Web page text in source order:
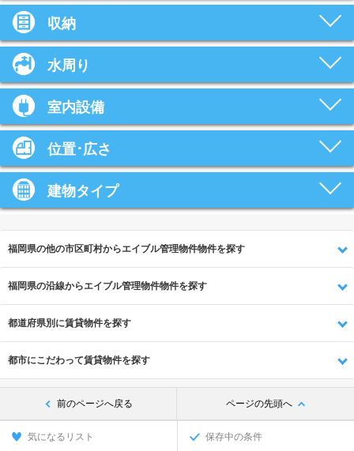
収納
水周り
室内設備
位置･広さ
建物タイプ
福岡県の他の市区町村からエイブル管理物件物件を探す
福岡県の沿線からエイブル管理物件物件を探す
都道府県別に賃貸物件を探す
都市にこだわって賃貸物件を探す
前のページへ戻る ページの先頭へ
気になるリスト 保存中の条件